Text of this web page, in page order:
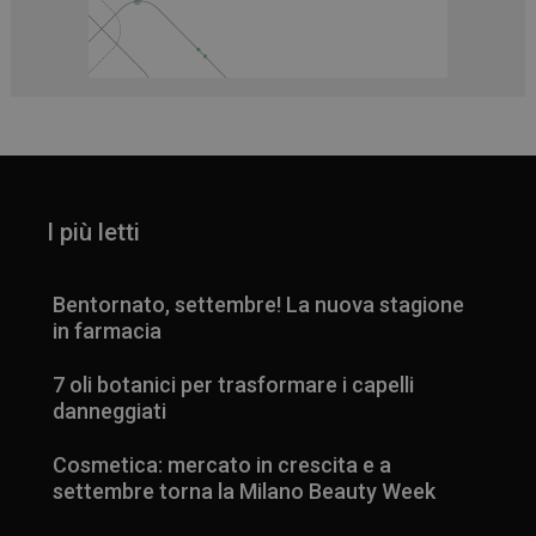
I più letti
Bentornato, settembre! La nuova stagione
in farmacia
7 oli botanici per trasformare i capelli
danneggiati
Cosmetica: mercato in crescita e a
settembre torna la Milano Beauty Week